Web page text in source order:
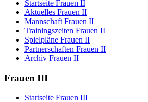
Startseite Frauen II
Aktuelles Frauen II
Mannschaft Frauen II
Trainingszeiten Frauen II
Spielpläne Frauen II
Partnerschaften Frauen II
Archiv Frauen II
Frauen III
Startseite Frauen III